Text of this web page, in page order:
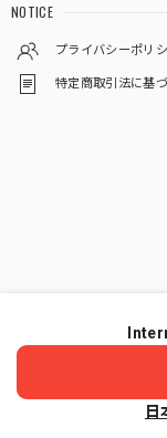
NOTICE
プライバシーポリ
特定商取引法に基